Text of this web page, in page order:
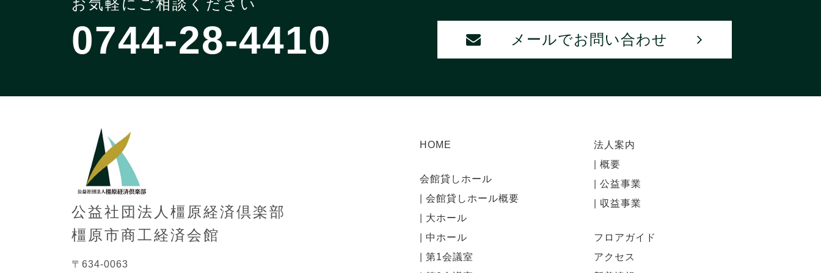
お気軽にご相談ください
0744-28-4410 メールでお問い合わせ
公益社団法人橿原経済倶楽部
橿原市商工経済会館
〒634-0063
HOME
会館貸しホール
会館貸しホール概要
大ホール
中ホール
第1会議室
法人案内
概要
公益事業
収益事業
フロアガイド
アクセス